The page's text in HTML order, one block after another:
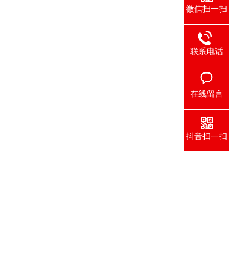
微信扫一扫
联系电话
在线留言
抖音扫一扫